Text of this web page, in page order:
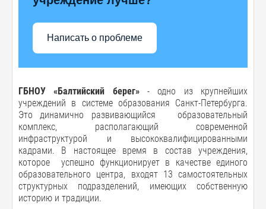
Написать о проблеме
ГБНОУ «Балтийский берег»- одно из крупнейших
учреждений в системе образования Санкт-Петербурга.
Это динамично развивающийся образовательный
комплекс, располагающий современной
инфраструктурой и высококвалифицированными
кадрами. В настоящее время в состав учреждения,
которое успешно функционирует в качестве единого
образовательного центра, входят 13 самостоятельных
структурных подразделений, имеющих собственную
историю и традиции.